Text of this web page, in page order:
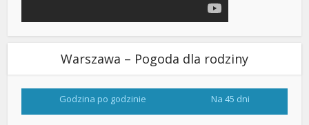
Warszawa – Pogoda dla rodziny
Godzina po godzinie Na 45 dni